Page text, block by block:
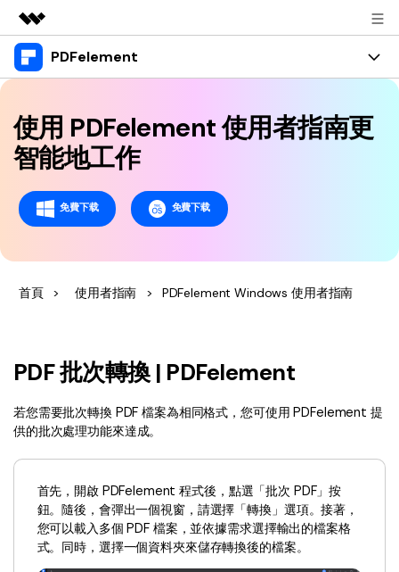
精選產品
實用工具
總覽
解決方案
關於我們
新聞中心
PDFelement
桌面版
Mac 版 PDFelement
iPhone/iPad 版 PDFelement
雲端版
Document Cloud
SDK
功能
閱讀 PDF
建立 PDF
個人使用者
轉換 PDF
編輯 PDF
整理 PDF
專業使用者
資源
教學中心
人氣名單
商業秘訣
PDF 表單解決方案
PDF 知識
簽署 PDF 秘訣
教學文章 - Mac 系统
了解更多
聯絡支援部門
新功能
折扣
升級至 9.0 版
教育界折扣
使用 PDFelement 使用者指南更
智能地工作
免費下载 免費下载
首頁 > 使用者指南 > PDFelement Windows 使用者指南
PDF 批次轉換 | PDFelement
若您需要批次轉換 PDF 檔案為相同格式，您可使用 PDFelement 提
供的批次處理功能來達成。
首先，開啟 PDFelement 程式後，點選「批次 PDF」按
鈕。隨後，會彈出一個視窗，請選擇「轉換」選項。接著，
您可以載入多個 PDF 檔案，並依據需求選擇輸出的檔案格
式。同時，選擇一個資料夾來儲存轉換後的檔案。